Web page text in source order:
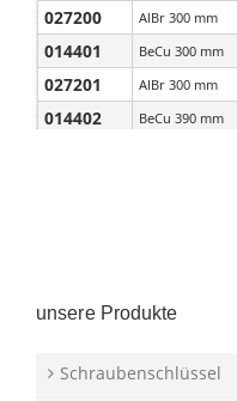
027200 AlBr 300 mm
014401 BeCu 300 mm
027201 AlBr 300 mm
014402 BeCu 390 mm
unsere Produkte
Schraubenschlüssel